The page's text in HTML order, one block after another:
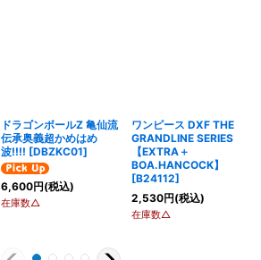
ドラゴンボールZ 亀仙流
伝承奥義超かめはめ
波!!!! [DBZKC01]
6,600円(税込)
在庫数△
ワンピース DXF THE
GRANDLINE SERIES
【EXTRA＋
BOA.HANCOCK】
[B24112]
2,530円(税込)
在庫数△